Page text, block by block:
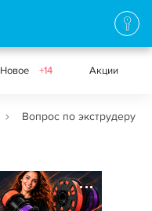
Новое +14 Акции
Вопрос по экструдеру